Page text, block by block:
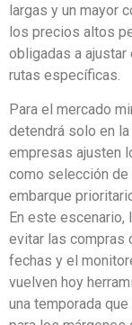
largas y un mayor
los precios altos
obligadas a ajustar
rutas específicas.
Para el mercado
detendrá solo en
empresas ajusten
como selección de
embarque
En este escenario,
evitar las compras
fechas y el
vuelven hoy
una temporada